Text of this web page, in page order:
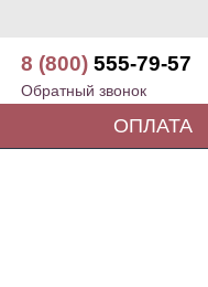
8 (800) 555-79-57
Обратный звонок
ОПЛАТА